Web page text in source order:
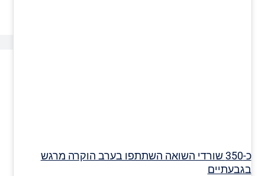
כ-350 שורדי השואה השתתפו בערב הוקרה מרגש
בגבעתיים